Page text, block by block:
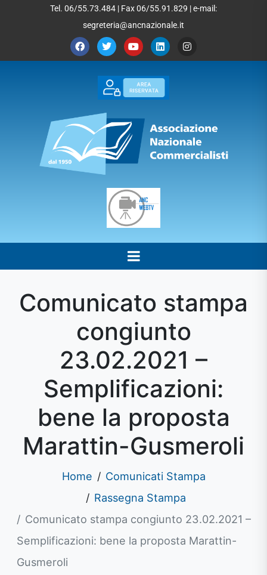
Tel. 06/55.73.484 | Fax 06/55.91.829 | e-mail:
segreteria@ancnazionale.it
Comunicato stampa
congiunto
23.02.2021 –
Semplificazioni:
bene la proposta
Marattin-Gusmeroli
Home
Comunicati Stampa
Rassegna Stampa
Comunicato stampa congiunto 23.02.2021 –
Semplificazioni: bene la proposta Marattin-
Gusmeroli